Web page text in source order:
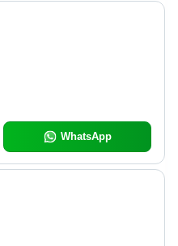
WhatsApp